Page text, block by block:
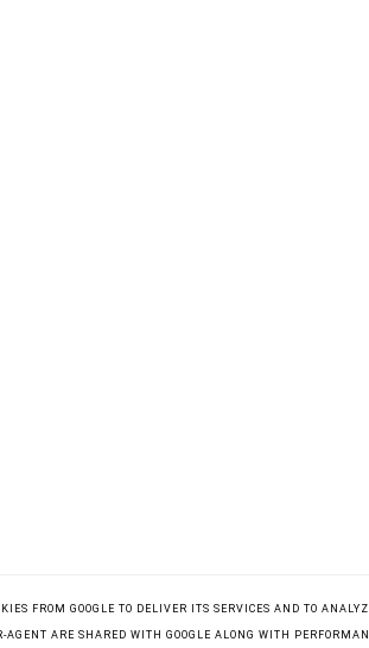
FROM GOOGLE TO DELIVER ITS SERVICES AND TO
AGENT ARE SHARED WITH GOOGLE ALONG WITH